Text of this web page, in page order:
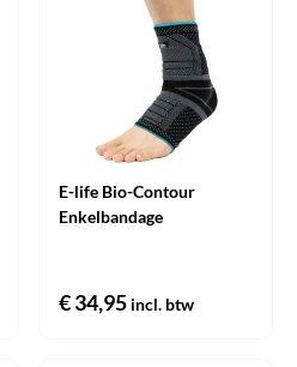
E-life Bio-Contour
Enkelbandage
€34,95 incl. btw